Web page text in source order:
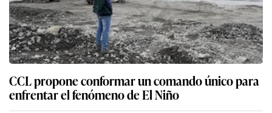
CCL propone conformar un comando único para
enfrentar el fenómeno de El Niño